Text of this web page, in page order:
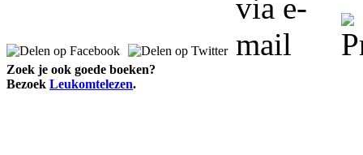
Zoek je ook goede boeken?
Bezoek Leukomtelezen.